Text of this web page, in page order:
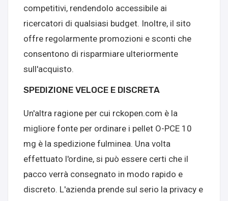
competitivi, rendendolo accessibile ai
ricercatori di qualsiasi budget. Inoltre, il sito
offre regolarmente promozioni e sconti che
consentono di risparmiare ulteriormente
sull'acquisto.
SPEDIZIONE VELOCE E DISCRETA
Un'altra ragione per cui rckopen.com è la
migliore fonte per ordinare i pellet O-PCE 10
mg è la spedizione fulminea. Una volta
effettuato l'ordine, si può essere certi che il
pacco verrà consegnato in modo rapido e
discreto. L'azienda prende sul serio la privacy e